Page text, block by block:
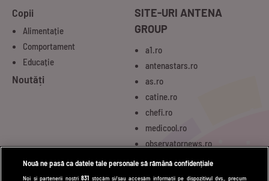
Copii
Alimentație
Comportament
Educație
Noutăți
SITE-URI ANTENA
GROUP
a1.ro
antenastars.ro
as.ro
catine.ro
chefi.ro
medicool.ro
observatornews.ro
spynews.ro
tvhappy.ro
Nouă ne pasă ca datele tale personale să rămână confidențiale
Noi și partenerii noștri831 stocăm și/sau accesăm informații pe dispozitivul dvs., precum